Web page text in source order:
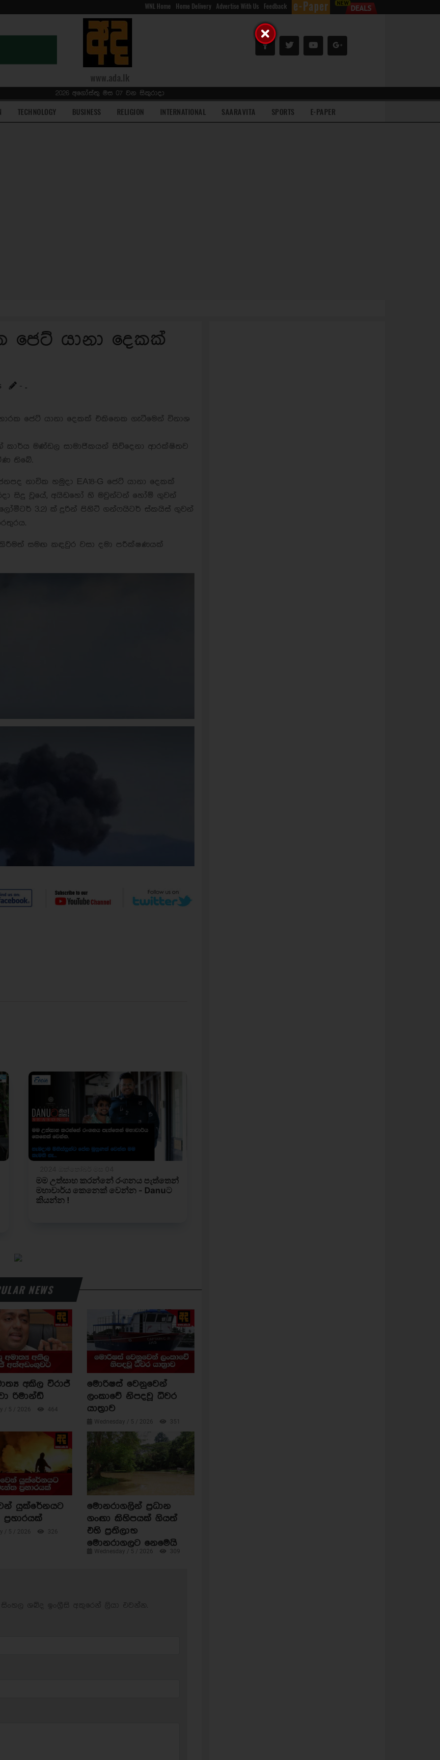
WNL Home Home Delivery Advertise With Us Feedback
www.ada.lk
2026 අගෝස්තු මස 07 වන සිකුරාදා
TECHNOLOGY BUSINESS RELIGION INTERNATIONAL SAARAVITA SPORTS E-PAPER
ජෙට් යානා දෙකක්
- ..
ජෙට් යානා දෙකක් එකිනෙක ගැටීමෙන් විනාශ
කාර්ය මණ්ඩල සාමාජිකයන් සිව්දෙනා ආරක්ෂිතව
තිබේ.
නාවික හමුදා EA18-G ජෙට් යානා දෙකක්
සිදු වූයේ, අයිඩහෝ හි මවුන්ටන් හෝම් ගුවන්
3.2) ක් දුරින් පිහිටි ගන්ෆයිටර් ස්කයිස් ගුවන්
සමඟ කඳවුර වසා දමා පරීක්ෂණයක්
NEWS
අකිල විරාජ්
රිමාන්ඩ්
/ 5 / 2026 464
මොරිෂස් වෙනුවෙන්
ලංකාවේ නිපදවූ ධීවර
යාත්‍රාව
Wednesday / 5 / 2026 351
යුක්රේනයට
/ 5 / 2026 326
මොනරාගලින් ප්‍රධාන
ගංඟා කිහිපයක් ගියත්
එහි ප්‍රතිලාභ
මොනරාගලට නෙමෙයි
Wednesday / 5 / 2026 309